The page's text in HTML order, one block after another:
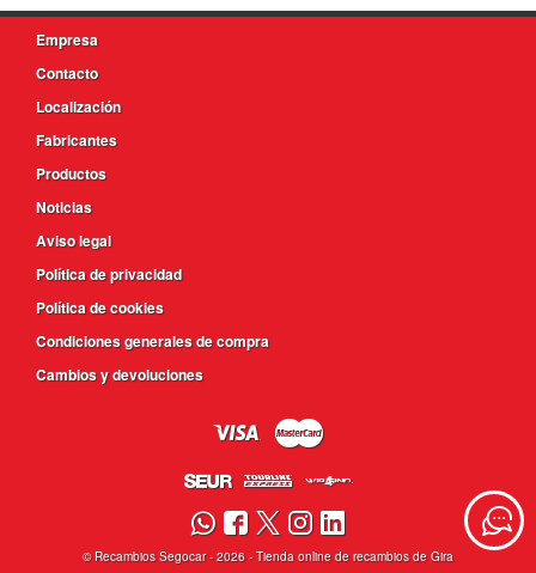
Empresa
Contacto
Localización
Fabricantes
Productos
Noticias
Aviso legal
Política de privacidad
Política de cookies
Condiciones generales de compra
Cambios y devoluciones
© Recambios Segocar- 2026 -Tienda online de recambios de Gira